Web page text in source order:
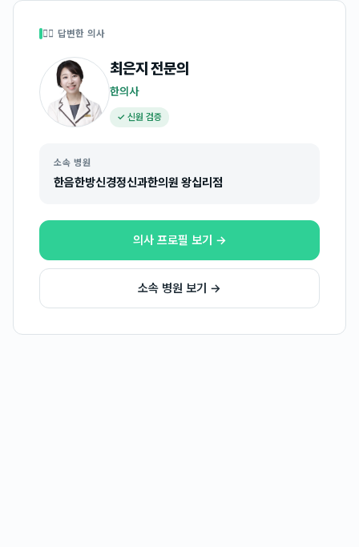
👩‍⚕️ 답변한 의사
최은지전문의
한의사
✓ 신원 검증
소속 병원
한음한방신경정신과한의원 왕십리점
의사 프로필 보기 →
소속 병원 보기 →